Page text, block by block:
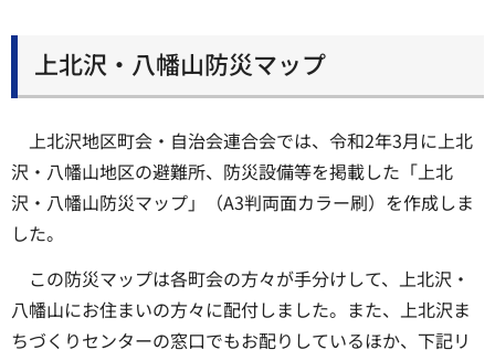
上北沢・八幡山防災マップ
上北沢地区町会・自治会連合会では、令和2年3月に上北
沢・八幡山地区の避難所、防災設備等を掲載した「上北
沢・八幡山防災マップ」（A3判両面カラー刷）を作成しま
した。
この防災マップは各町会の方々が手分けして、上北沢・
八幡山にお住まいの方々に配付しました。また、上北沢ま
ちづくりセンターの窓口でもお配りしているほか、下記リ